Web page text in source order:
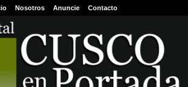
Nosotros Anuncie Contacto